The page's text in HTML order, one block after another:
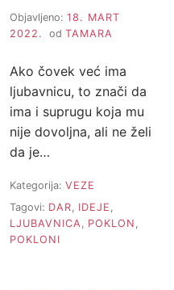
Objavljeno: 18. MART
2022.
od TAMARA
Ako čovek već ima
ljubavnicu, to znači da
ima i suprugu koja mu
nije dovoljna, ali ne želi
da je…
Kategorija: VEZE
Tagovi: DAR IDEJE
LJUBAVNICA
POKLON
POKLONI